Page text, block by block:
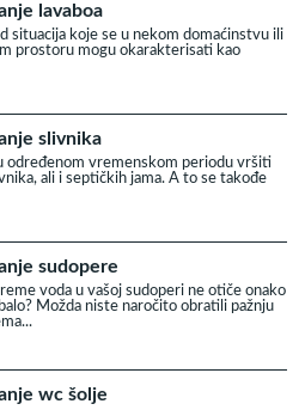
lavaboa
situacija koje se u nekom domaćinstvu ili
prostoru mogu okarakterisati kao
slivnika
u određenom vremenskom periodu vršiti
ali i septičkih jama. A to se takođe
sudopere
voda u vašoj sudoperi ne otiče onako
Možda niste naročito obratili pažnju
wc šolje